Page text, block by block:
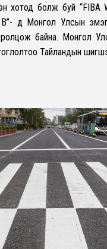
болж буй “FIBA
д Монгол Улсын
байна. Монгол
Тайландын